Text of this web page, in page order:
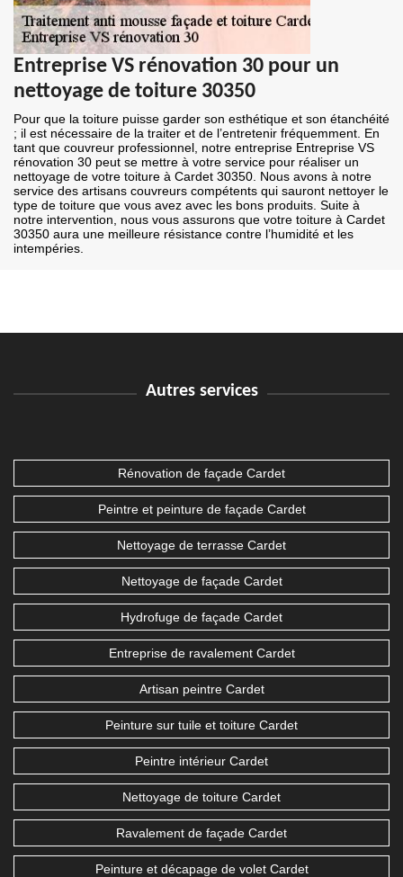
Entreprise VS rénovation 30 pour un
nettoyage de toiture 30350
Pour que la toiture puisse garder son esthétique et son étanchéité
; il est nécessaire de la traiter et de l’entretenir fréquemment. En
tant que couvreur professionnel, notre entreprise Entreprise VS
rénovation 30 peut se mettre à votre service pour réaliser un
nettoyage de votre toiture à Cardet 30350. Nous avons à notre
service des artisans couvreurs compétents qui sauront nettoyer le
type de toiture que vous avez avec les bons produits. Suite à
notre intervention, nous vous assurons que votre toiture à Cardet
30350 aura une meilleure résistance contre l’humidité et les
intempéries.
Autres services
Rénovation de façade Cardet
Peintre et peinture de façade Cardet
Nettoyage de terrasse Cardet
Nettoyage de façade Cardet
Hydrofuge de façade Cardet
Entreprise de ravalement Cardet
Artisan peintre Cardet
Peinture sur tuile et toiture Cardet
Peintre intérieur Cardet
Nettoyage de toiture Cardet
Ravalement de façade Cardet
Peinture et décapage de volet Cardet